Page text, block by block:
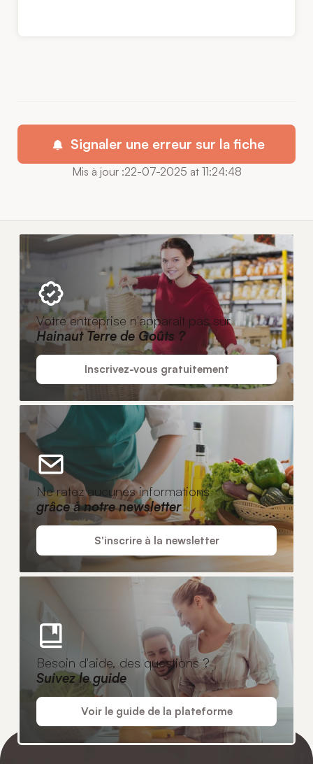
Signaler une erreur sur la fiche
Mis à jour :22-07-2025 at 11:24:48
Votre entreprise n'apparaît pas sur
Hainaut Terre de Goûts ?
Inscrivez-vous gratuitement
Ne ratez aucunes informations
grâce à notre newsletter
S'inscrire à la newsletter
Besoin d'aide, des questions ?
Suivez le guide
Voir le guide de la plateforme